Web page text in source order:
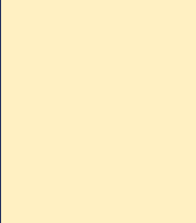
l'un de
de